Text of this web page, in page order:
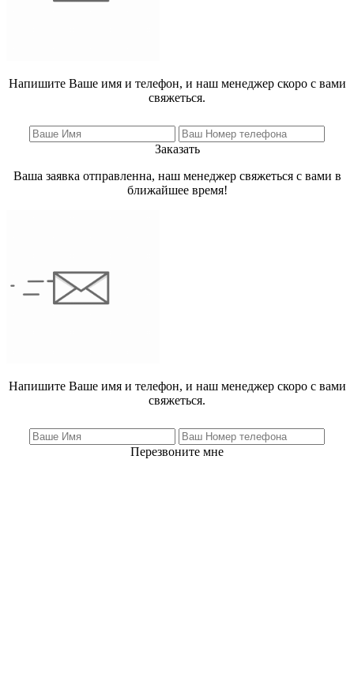
Напишите Ваше имя и телефон, и наш менеджер скоро с вами
свяжеться.
Заказать
Ваша заявка отправленна, наш менеджер свяжеться с вами в
ближайшее время!
Напишите Ваше имя и телефон, и наш менеджер скоро с вами
свяжеться.
Перезвоните мне